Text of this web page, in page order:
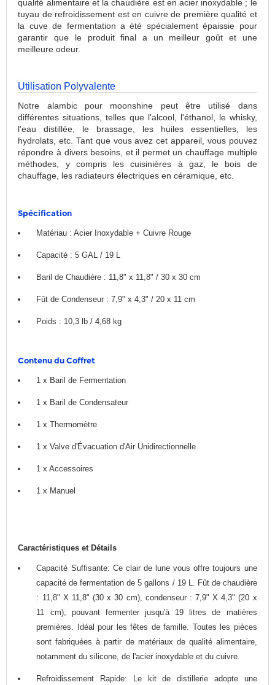
qualité alimentaire et la chaudière est en acier inoxydable ; le
tuyau de refroidissement est en cuivre de première qualité et
la cuve de fermentation a été spécialement épaissie pour
garantir que le produit final a un meilleur goût et une
meilleure odeur.
Utilisation Polyvalente
Notre alambic pour moonshine peut être utilisé dans
différentes situations, telles que l'alcool, l'éthanol, le whisky,
l'eau distillée, le brassage, les huiles essentielles, les
hydrolats, etc. Tant que vous avez cet appareil, vous pouvez
répondre à divers besoins, et il permet un chauffage multiple
méthodes, y compris les cuisinières à gaz, le bois de
chauffage, les radiateurs électriques en céramique, etc.
Spécification
Matériau : Acier Inoxydable + Cuivre Rouge
Capacité : 5 GAL / 19 L
Baril de Chaudière : 11,8" x 11,8" / 30 x 30 cm
Fût de Condenseur : 7,9" x 4,3" / 20 x 11 cm
Poids : 10,3 lb / 4,68 kg
Contenu du Coffret
1 x Baril de Fermentation
1 x Baril de Condensateur
1 x Thermomètre
1 x Valve d'Évacuation d'Air Unidirectionnelle
1 x Accessoires
1 x Manuel
Caractéristiques et Détails
Capacité Suffisante: Ce clair de lune vous offre toujours une
capacité de fermentation de 5 gallons / 19 L. Fût de chaudière
: 11,8" X 11,8" (30 x 30 cm), condenseur : 7,9" X 4,3" (20 x
11 cm), pouvant fermenter jusqu'à 19 litres de matières
premières. Idéal pour les fêtes de famille. Toutes les pièces
sont fabriquées à partir de matériaux de qualité alimentaire,
notamment du silicone, de l'acier inoxydable et du cuivre.
Refroidissement Rapide: Le kit de distillerie adopte une